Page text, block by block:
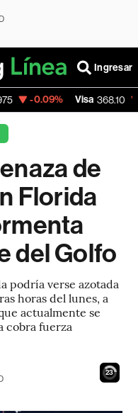
Ingresar
Visa 368.10 -0.12%
de
Florida
del Golfo
podría verse azotada
horas del lunes, a
actualmente se
cobra fuerza
22